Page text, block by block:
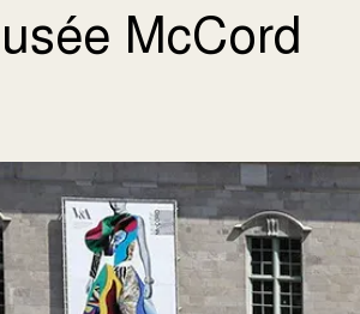
McCord